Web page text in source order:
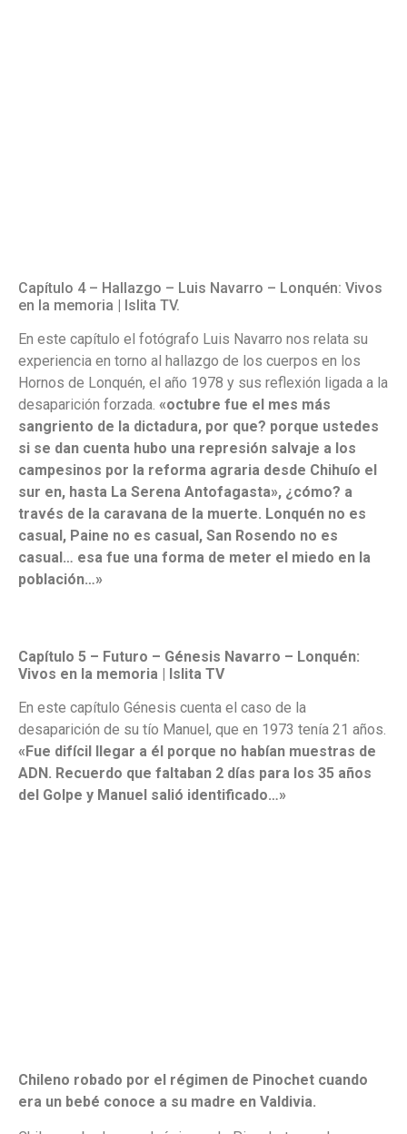
Capítulo 4 – Hallazgo – Luis Navarro – Lonquén: Vivos
en la memoria | Islita TV.
En este capítulo el fotógrafo Luis Navarro nos relata su
experiencia en torno al hallazgo de los cuerpos en los
Hornos de Lonquén, el año 1978 y sus reflexión ligada a la
desaparición forzada. «octubre fue el mes más
sangriento de la dictadura, por que? porque ustedes
si se dan cuenta hubo una represión salvaje a los
campesinos por la reforma agraria desde Chihuío el
sur en, hasta La Serena Antofagasta», ¿cómo? a
través de la caravana de la muerte. Lonquén no es
casual, Paine no es casual, San Rosendo no es
casual… esa fue una forma de meter el miedo en la
población…»
Capítulo 5 – Futuro – Génesis Navarro – Lonquén:
Vivos en la memoria | Islita TV
En este capítulo Génesis cuenta el caso de la
desaparición de su tío Manuel, que en 1973 tenía 21 años.
«Fue difícil llegar a él porque no habían muestras de
ADN. Recuerdo que faltaban 2 días para los 35 años
del Golpe y Manuel salió identificado…»
Chileno robado por el régimen de Pinochet cuando
era un bebé conoce a su madre en Valdivia.